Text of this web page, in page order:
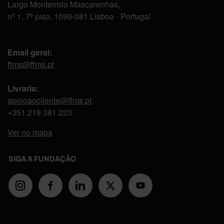
Largo Monterroio Mascarenhas,
nº 1, 7º piso, 1099-081 Lisboa - Portugal
Email geral:
ffms@ffms.pt
Livraria:
apoioaocliente@ffms.pt
+351 219 381 223
Ver no mapa
SIGA A FUNDAÇÃO